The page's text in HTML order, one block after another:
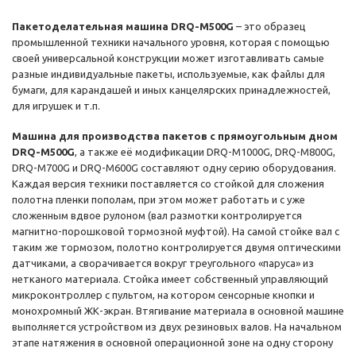
Пакетоделательная машина DRQ-M500G – это образец
промышленной техники начального уровня, которая с помощью
своей универсальной конструкции может изготавливать самые
разные индивидуальные пакеты, используемые, как файлы для
бумаги, для карандашей и иных канцелярских принадлежностей,
для игрушек и т.п.
Машина для производства пакетов с прямоугольным дном
DRQ-M500G, а также её модификации DRQ-M1000G, DRQ-M800G,
DRQ-M700G и DRQ-M600G составляют одну серию оборудования.
Каждая версия техники поставляется со стойкой для сложения
полотна пленки пополам, при этом может работать и с уже
сложенным вдвое рулоном (вал размотки контролируется
магнитно-порошковой тормозной муфтой). На самой стойке вал с
таким же тормозом, полотно контролируется двумя оптическими
датчиками, а сворачивается вокруг треугольного «паруса» из
нетканого материала. Стойка имеет собственный управляющий
микроконтроллер с пультом, на котором сенсорные кнопки и
монохромный ЖК-экран. Втягивание материала в основной машине
выполняется устройством из двух резиновых валов. На начальном
этапе натяжения в основной операционной зоне на одну сторону